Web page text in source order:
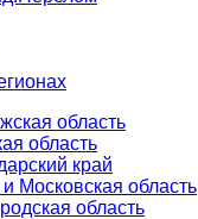
область
область
край
Московская область
область